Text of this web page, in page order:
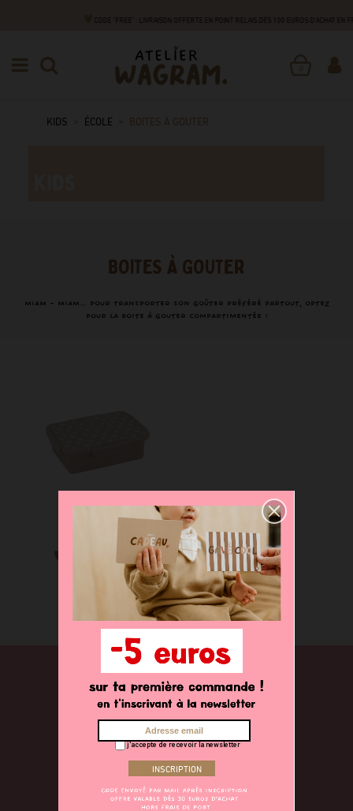
CODE "FREE" : LIVRAISON OFFERTE EN POINT RELAIS DÈS 100 EUROS D'ACHAT EN
KIDS ÉCOLE BOITES À GOUTER
BOITES À GOUTER
MIAM - MIAM… pour transporter son goûter préféré partout, optez
pour la boite à gouter compartimentée !
Boite à lunch
NEWSLETTER
Abonnez-vous pour ne rien louper de nos dernières nouveautés
et de nos bons plans.
On vous offre 5€ sur votre première commande
j'accepte de recevoir la newsletter